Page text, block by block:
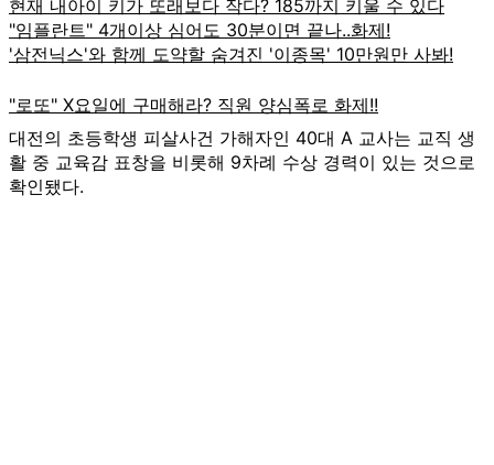
대전의 초등학생 피살사건 가해자인 40대 A 교사는 교직 생
활 중 교육감 표창을 비롯해 9차례 수상 경력이 있는 것으로
확인됐다.